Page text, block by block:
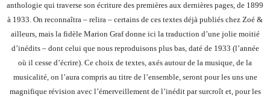
anthologie qui traverse son écriture des premières aux dernières pages, de 1899
à 1933. On reconnaîtra – relira – certains de ces textes déjà publiés chez Zoé &
ailleurs, mais la fidèle Marion Graf donne ici la traduction d’une jolie moitié
d’inédits – dont celui que nous reproduisons plus bas, daté de 1933 (l’année
où il cesse d’écrire). Ce choix de textes, axés autour de la musique, de la
musicalité, on l’aura compris au titre de l’ensemble, seront pour les uns une
magnifique révision avec l’émerveillement de l’inédit par surcroît et, pour les